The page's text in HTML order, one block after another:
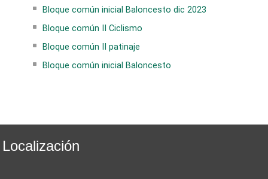
Bloque común inicial Baloncesto dic 2023
Bloque común II Ciclismo
Bloque común II patinaje
Bloque común inicial Baloncesto
Localización